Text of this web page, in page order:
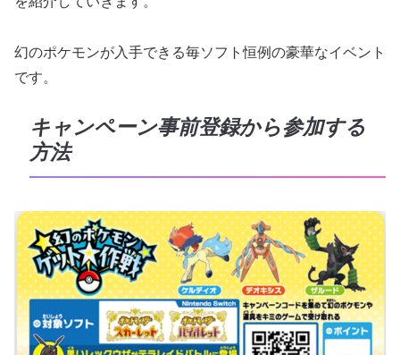
幻のポケモンが入手できる毎ソフト恒例の豪華なイベント
です。
キャンペーン事前登録から参加する
方法